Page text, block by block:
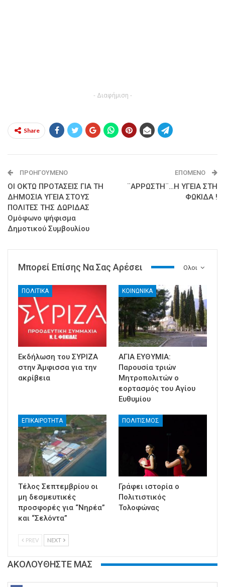
- Διαφήμιση -
Share
ΠΡΟΗΓΟΎΜΕΝΟ
ΟΙ ΟΚΤΩ ΠΡΟΤΑΣΕΙΣ ΓΙΑ ΤΗ
ΔΗΜΟΣΙΑ ΥΓΕΙΑ ΣΤΟΥΣ
ΠΟΛΙΤΕΣ ΤΗΣ ΔΩΡΙΔΑΣ
Ομόφωνο ψήφισμα
Δημοτικού Συμβουλίου
ΕΠΌΜΕΝΟ
¨ΑΡΡΩΣΤΗ¨…Η ΥΓΕΙΑ ΣΤΗ
ΦΩΚΙΔΑ !
Ολοι
Μπορεί Επίσης Να Σας Αρέσει
ΠΟΛΙΤΙΚΑ
Εκδήλωση του ΣΥΡΙΖΑ
στην Άμφισσα για την
ακρίβεια
ΚΟΙΝΩΝΙΚΑ
ΑΓΙΑ ΕΥΘΥΜΙΑ:
Παρουσία τριών
Μητροπολιτών ο
εορτασμός του Αγίου
Ευθυμίου
ΕΠΙΚΑΙΡΟΤΗΤΑ
Τέλος Σεπτεμβρίου οι
μη δεσμευτικές
προσφορές για “Νηρέα”
και “Σελόντα”
ΠΟΛΙΤΙΣΜΟΣ
Γράφει ιστορία ο
Πολιτιστικός
Τολοφώνας
PREV NEXT
ΑΚΟΛΟΥΘΗΣΤΕ ΜΑΣ